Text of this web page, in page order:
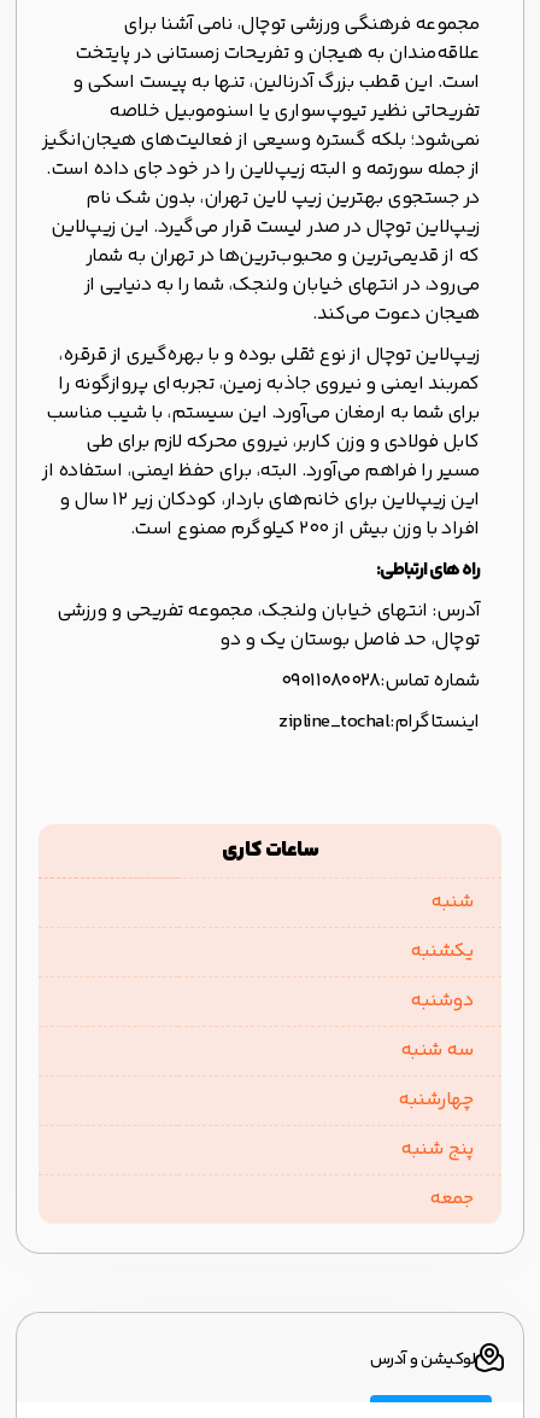
مجموعه فرهنگی ورزشی توچال، نامی آشنا برای
علاقه‌مندان به هیجان و تفریحات زمستانی در پایتخت
است. این قطب بزرگ آدرنالین، تنها به پیست اسکی و
تفریحاتی نظیر تیوپ‌سواری یا اسنوموبیل خلاصه
نمی‌شود؛ بلکه گستره وسیعی از فعالیت‌های هیجان‌انگیز
از جمله سورتمه و البته زیپ‌لاین را در خود جای داده است.
در جستجوی بهترین زیپ لاین تهران، بدون شک نام
زیپ‌لاین توچال در صدر لیست قرار می‌گیرد. این زیپ‌لاین
که از قدیمی‌ترین و محبوب‌ترین‌ها در تهران به شمار
می‌رود، در انتهای خیابان ولنجک، شما را به دنیایی از
هیجان دعوت می‌کند.
زیپ‌لاین توچال از نوع ثقلی بوده و با بهره‌گیری از قرقره،
کمربند ایمنی و نیروی جاذبه زمین، تجربه‌ای پروازگونه را
برای شما به ارمغان می‌آورد. این سیستم، با شیب مناسب
کابل فولادی و وزن کاربر، نیروی محرکه لازم برای طی
مسیر را فراهم می‌آورد. البته، برای حفظ ایمنی، استفاده از
این زیپ‌لاین برای خانم‌های باردار، کودکان زیر ۱۲ سال و
افراد با وزن بیش از ۲۰۰ کیلوگرم ممنوع است.
راه های ارتباطی:
آدرس: انتهای خیابان ولنجک، مجموعه تفریحی و ورزشی
توچال، حد فاصل بوستان یک و دو
شماره تماس:09011080028
اینستاگرام:zipline_tochal
ساعات کاری
شنبه
یکشنبه
دوشنبه
سه شنبه
چهارشنبه
پنج شنبه
جمعه
لوکیشن و آدرس